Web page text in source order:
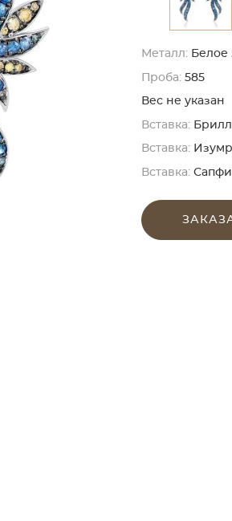
Металл: Белое
Проба: 585
Вес не указан
Вставка:
Вставка:
Вставка: